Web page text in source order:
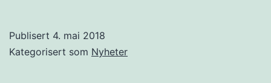
Publisert 4. mai 2018
Kategorisert som Nyheter